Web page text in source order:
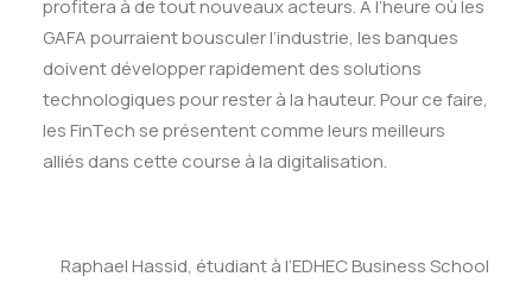
profitera à de tout nouveaux acteurs. A l’heure où les
GAFA pourraient bousculer l’industrie, les banques
doivent développer rapidement des solutions
technologiques pour rester à la hauteur. Pour ce faire,
les FinTech se présentent comme leurs meilleurs
alliés dans cette course à la digitalisation.
Raphael Hassid, étudiant à l’EDHEC Business School